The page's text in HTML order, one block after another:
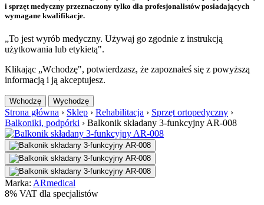
i sprzęt medyczny przeznaczony tylko dla profesjonalistów posiadających
wymagane kwalifikacje.
„To jest wyrób medyczny. Używaj go zgodnie z instrukcją
użytkowania lub etykietą".
Klikając „Wchodzę", potwierdzasz, że zapoznałeś się z powyższą
informacją i ją akceptujesz.
Wchodzę Wychodzę
Strona główna › Sklep › Rehabilitacja › Sprzęt ortopedyczny ›
Balkoniki, podpórki › Balkonik składany 3-funkcyjny AR-008
Marka: ARmedical
8% VAT dla specjalistów